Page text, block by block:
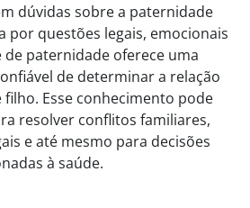
dúvidas sobre a paternidade
por questões legais, emocionais
de paternidade oferece uma
de determinar a relação
Esse conhecimento pode
resolver conflitos familiares,
e até mesmo para decisões
à saúde.